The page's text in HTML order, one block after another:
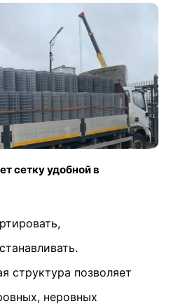
сетку удобной в
структура позволяет
неровных